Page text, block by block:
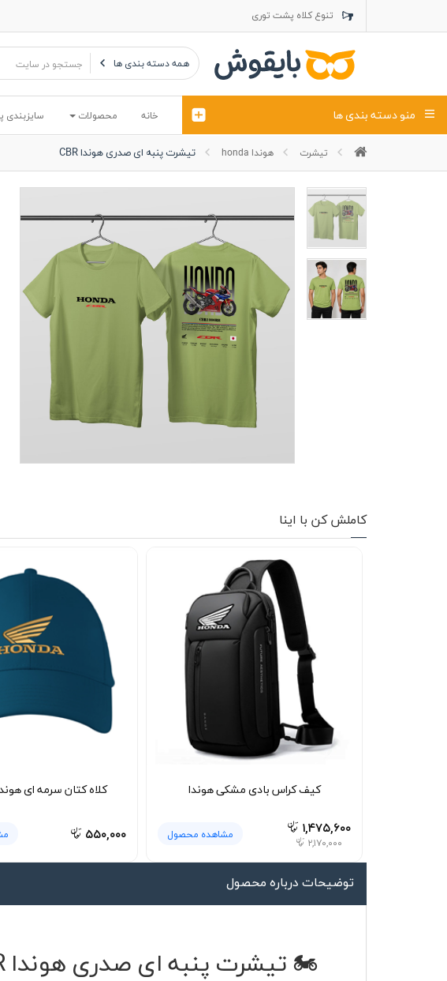
تنوع کلاه پشت توری
تنوع کلاه کتان
تنوع تراول ماک
همه دسته بندی ها
خانه محصولات سایزبندی منو دسته بندی ها
پولوشرت آستین بلند
تیشرت هوندا honda تیشرت پنبه ای صدری هوندا CBR
کاملش کن با اینا
کیف کراس بادی مشکی هوندا
۱,۴۷۵,۶۰۰
۲,۱۷۰,۰۰۰
مشاهده محصول
کلاه کتان سرمه ای
۵۵۰,۰۰۰
توضیحات درباره محصول
🏍️ تیشرت پنبه ای صدری هوندا CBR با پارچه پنبه ای تنفس پذیر